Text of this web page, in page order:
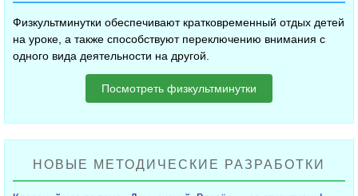
Физкультминутки обеспечивают кратковременный отдых детей
на уроке, а также способствуют переключению внимания с
одного вида деятельности на другой.
Посмотреть физкультминутки
НОВЫЕ МЕТОДИЧЕСКИЕ РАЗРАБОТКИ